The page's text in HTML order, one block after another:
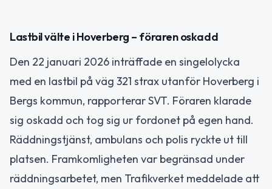
Lastbil välte i Hoverberg – föraren oskadd
Den 22 januari 2026 inträffade en singelolycka
med en lastbil på väg 321 strax utanför Hoverberg i
Bergs kommun, rapporterar SVT. Föraren klarade
sig oskadd och tog sig ur fordonet på egen hand.
Räddningstjänst, ambulans och polis ryckte ut till
platsen. Framkomligheten var begränsad under
räddningsarbetet, men Trafikverket meddelade att